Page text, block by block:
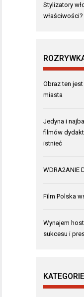
Stylizatory
właściwości?
Obraz ten
miasta
Jedyna i
filmów
istnieć
WDRA2ANIE
Film Polska
Wynajem
sukcesu i
KATEGORIE